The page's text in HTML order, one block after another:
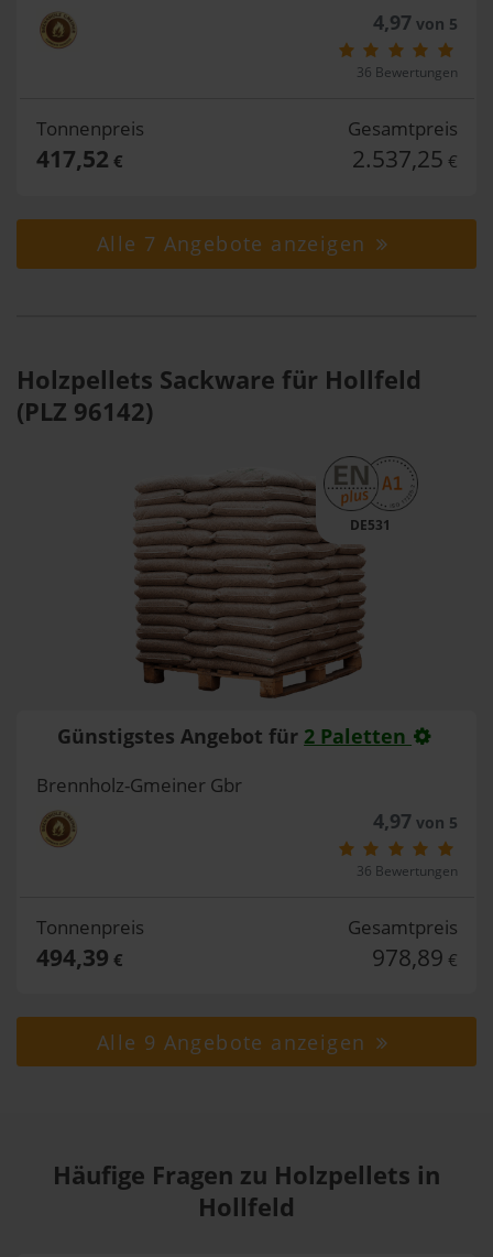
4,97von 5
36 Bewertungen
Tonnenpreis
417,52 €
Gesamtpreis
2.537,25 €
Alle 7 Angebote anzeigen
Holzpellets Sackware für Hollfeld
(PLZ 96142)
DE531
Günstigstes Angebot für 2 Paletten
Brennholz-Gmeiner Gbr
4,97von 5
36 Bewertungen
Tonnenpreis
494,39 €
Gesamtpreis
978,89 €
Alle 9 Angebote anzeigen
Häufige Fragen zu Holzpellets in
Hollfeld